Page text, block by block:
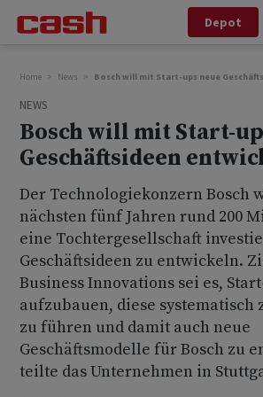
Depot
Home News Bosch will mit Start-ups neue
NEWS
Bosch will mit Start-
Geschäftsideen
Der Technologiekonzern Bosch
nächsten fünf Jahren rund 200
eine Tochtergesellschaft
Geschäftsideen zu entwickeln.
Business Innovations sei es,
aufzubauen, diese
zu führen und damit auch neue
Geschäftsmodelle für Bosch zu
teilte das Unternehmen in